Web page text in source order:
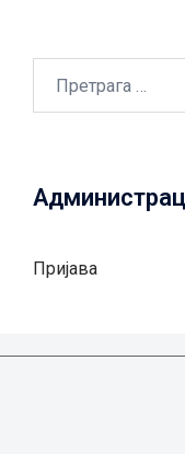
Пријава